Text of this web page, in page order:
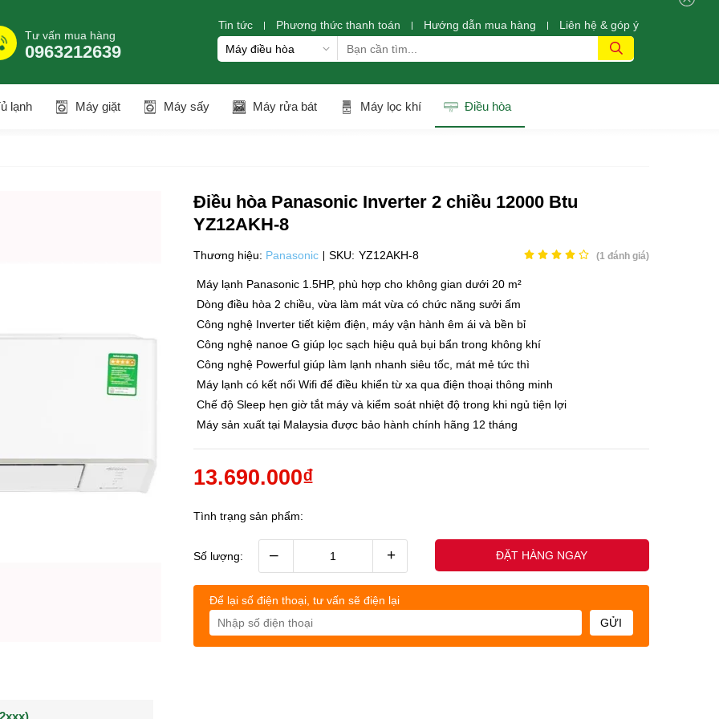
Tư vấn mua hàng
0963212639
Tin tức Phương thức thanh toán Hướng dẫn mua hàng Liên hệ & góp ý
lạnh Máy giặt Máy sấy Máy rửa bát Máy lọc khí Điều hòa
Điều hòa Panasonic Inverter 2 chiều 12000 Btu
YZ12AKH-8
Thương hiệu: Panasonic SKU: YZ12AKH-8 (1đánh giá)
Máy lạnh Panasonic 1.5HP, phù hợp cho không gian dưới 20 m²
Dòng điều hòa 2 chiều, vừa làm mát vừa có chức năng sưởi ấm
Công nghệ Inverter tiết kiệm điện, máy vận hành êm ái và bền bỉ
Công nghệ nanoe G giúp lọc sạch hiệu quả bụi bẩn trong không khí
Công nghệ Powerful giúp làm lạnh nhanh siêu tốc, mát mẻ tức thì
Máy lạnh có kết nối Wifi để điều khiển từ xa qua điện thoại thông minh
Chế độ Sleep hẹn giờ tắt máy và kiểm soát nhiệt độ trong khi ngủ tiện lợi
Máy sản xuất tại Malaysia được bảo hành chính hãng 12 tháng
13.690.000₫
Tình trạng sản phẩm:
Số lượng: – + ĐẶT HÀNG NGAY
Để lại số điện thoại, tư vấn sẽ điện lại
GỬI